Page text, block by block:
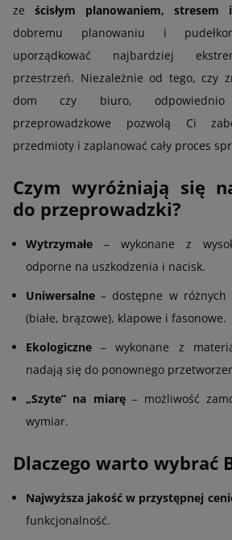
ze ścisłym planowaniem, stresem i
dobremu planowaniu i
uporządkować najbardziej
przestrzeń. Niezależnie od tego, czy
dom czy biuro,
przeprowadzkowe pozwolą Ci
przedmioty i zaplanować cały proces
Czym wyróżniają się
do przeprowadzki?
Wytrzymałe – wykonane z
odporne na uszkodzenia i nacisk.
Uniwersalne – dostępne w różnych
(białe, brązowe), klapowe i fasonowe.
Ekologiczne – wykonane z
nadają się do ponownego
„Szyte” na miarę– możliwość
wymiar.
Dlaczego warto wybrać
Najwyższa jakość w przystępnej
funkcjonalność.